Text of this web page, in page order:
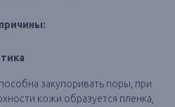
закупоривать поры, при
кожи образуется пленка,